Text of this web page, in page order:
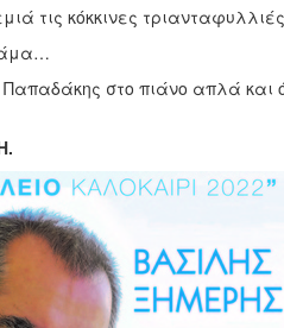
τις κόκκινες
στο πιάνο απλά